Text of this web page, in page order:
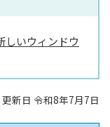
しいウィンドウ
更新日 令和8年7月7日